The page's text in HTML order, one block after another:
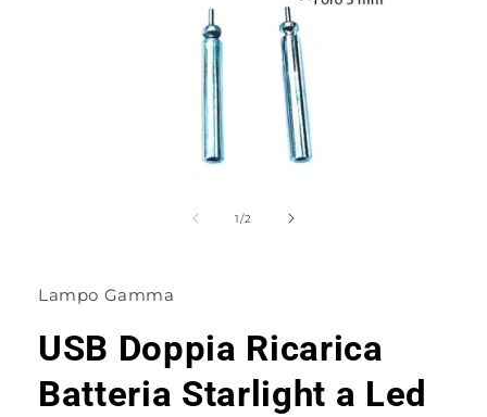
1/su
2
Lampo Gamma
USB Doppia Ricarica
Batteria Starlight a Led